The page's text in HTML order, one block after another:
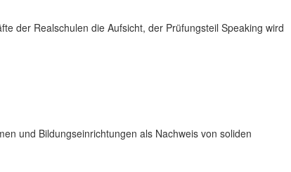
der Realschulen die Aufsicht, der Prüfungsteil Speaking wird
und Bildungseinrichtungen als Nachweis von soliden